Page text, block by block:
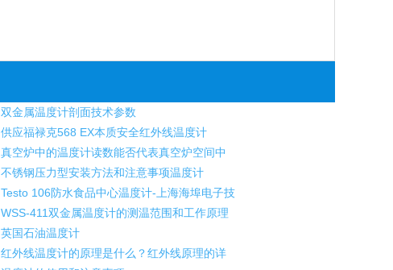
双金属温度计剖面技术参数
供应福禄克568 EX本质安全红外线温度计
真空炉中的温度计读数能否代表真空炉空间中
不锈钢压力型安装方法和注意事项温度计
Testo 106防水食品中心温度计-上海海埠电子技
WSS-411双金属温度计的测温范围和工作原理
英国石油温度计
红外线温度计的原理是什么？红外线原理的详